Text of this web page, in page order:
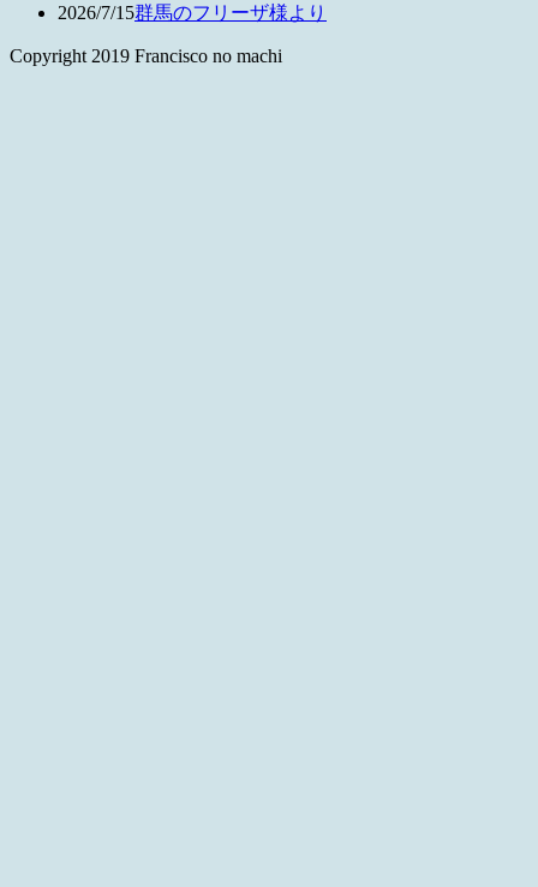
2026/7/15群馬のフリーザ様より
Copyright 2019 Francisco no machi